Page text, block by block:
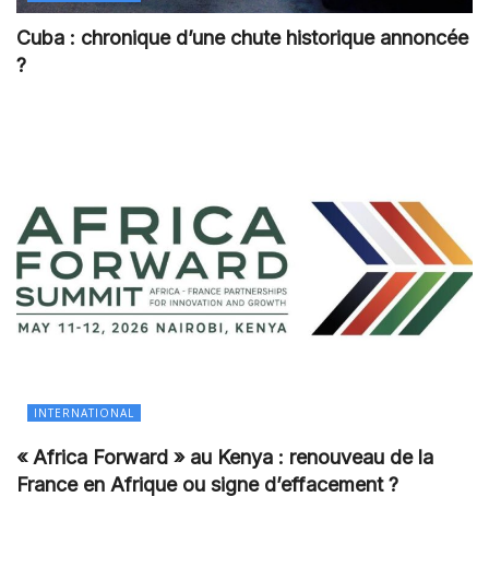
Cuba : chronique d’une chute historique annoncée
?
INTERNATIONAL
« Africa Forward » au Kenya : renouveau de la
France en Afrique ou signe d’effacement ?